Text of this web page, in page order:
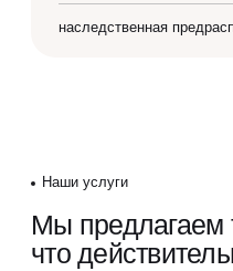
наследственная
Наши услуги
Мы предлагаем
что